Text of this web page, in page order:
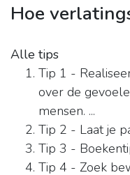
Hoe
Alle tips
Tip 1 -
over de
mensen. ...
Tip 2 - Laat je
Tip 3 -
Tip 4 - Zoek